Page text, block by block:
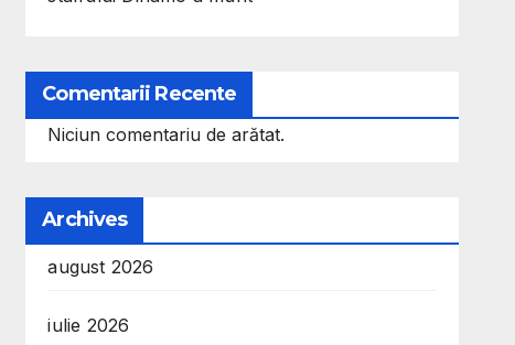
Comentarii Recente
Niciun comentariu de arătat.
Archives
august 2026
iulie 2026